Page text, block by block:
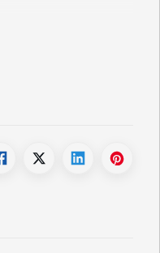
dưới lớp da bao